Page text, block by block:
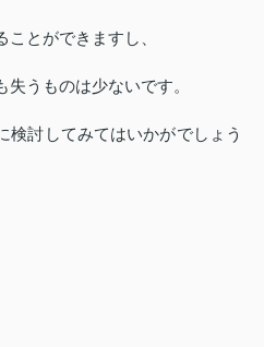
とができますし、
うものは少ないです。
検討してみてはいかがでしょう